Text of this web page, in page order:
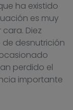
ha existido
es muy
Diez
de desnutrición
perdido el
importante